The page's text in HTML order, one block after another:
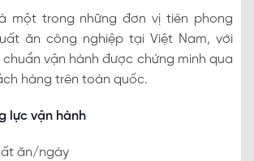
là một trong những đơn vị tiên phong
ăn công nghiệp tại Việt Nam, với
vận hành được chứng minh qua
hàng trên toàn quốc.
lực vận hành
ăn/ngày